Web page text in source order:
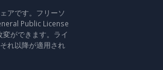
アです。フリーソ
Public License
ができます。ライ
れ以降が適用され